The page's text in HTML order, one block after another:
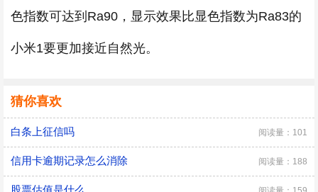
色指数可达到Ra90，显示效果比显色指数为Ra83的
小米1要更加接近自然光。
猜你喜欢
白条上征信吗 阅读量：101
信用卡逾期记录怎么消除 阅读量：188
股票估值是什么